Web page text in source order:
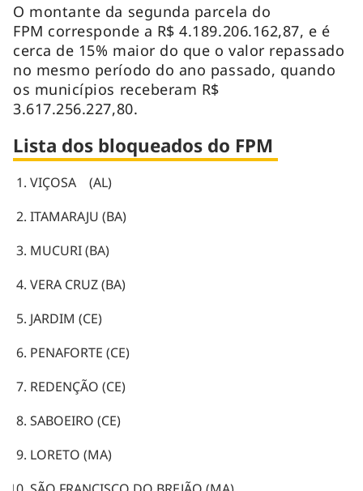
O montante da segunda parcela do
FPM corresponde a R$ 4.189.206.162,87, e é
cerca de 15% maior do que o valor repassado
no mesmo período do ano passado, quando
os municípios receberam R$
3.617.256.227,80.
Lista dos bloqueados do FPM
VIÇOSA (AL)
ITAMARAJU (BA)
MUCURI (BA)
VERA CRUZ (BA)
JARDIM (CE)
PENAFORTE (CE)
REDENÇÃO (CE)
SABOEIRO (CE)
LORETO (MA)